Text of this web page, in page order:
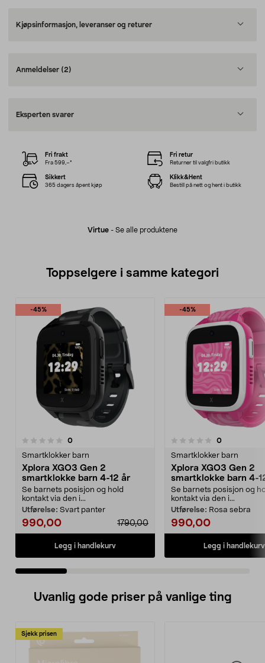
Kjøpsinformasjon, leveranser og returer
Anmeldelser (2)
Eksperten svarer
Virtue - Se alle produktene
Fri frakt
Fra 599,–*
Fri retur
Returner til valgfri butikk
Sikkert
365 dagers åpent kjøp
Klikk&Hent
Bestill på nett og hent i butikk
Toppselgere i samme kategori
-45%
0anmeldelser
Smartklokker barn
Xplora XGO3 Gen 2
smartklokke barn 4-12 år
Se barnets posisjon og hold
kontakt via den i...
Utførelse: Svart panter
990,00 1790,00
Legg i handlekurv
-45%
0.0 av 5 stjerner 0anmeldelser
Smartklokker barn
Xplora XGO3 Gen 2
smartklokke barn 4-
Se barnets posisjon og
kontakt via den i...
Utførelse: Rosa sebra
990,00
Legg i handlekurv
4.5 av 5 stjerner
Uvanlig gode priser på vanlige ting
Sjekk prisen